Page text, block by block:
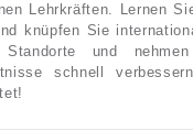
Lehrkräften. Lernen
knüpfen Sie
Standorte und
schnell